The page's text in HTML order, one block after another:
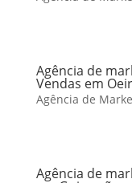
Agência de
Vendas em
Agência de
Agência de